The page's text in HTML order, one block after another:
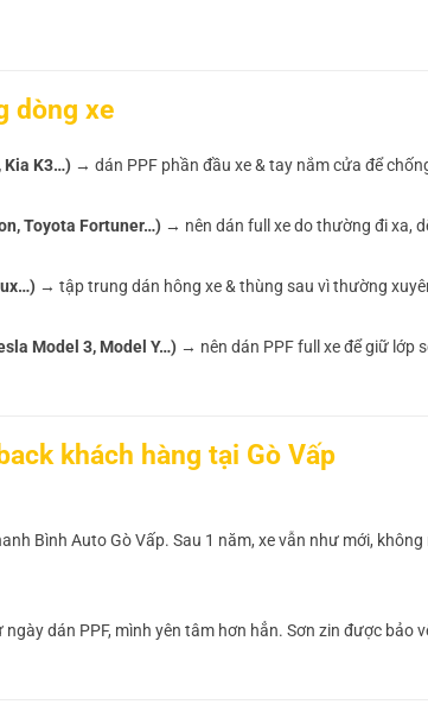
dòng xe
Kia K3…)→ dán PPF phần đầu xe & tay nắm cửa để
Toyota Fortuner…)→ nên dán full xe do thường đi xa,
→ tập trung dán hông xe & thùng sau vì thường
Model 3, Model Y…)→ nên dán PPF full xe để giữ lớp
khách hàng tại Gò Vấp
Bình Auto Gò Vấp. Sau 1 năm, xe vẫn như mới,
dán PPF, mình yên tâm hơn hẳn. Sơn zin được bảo